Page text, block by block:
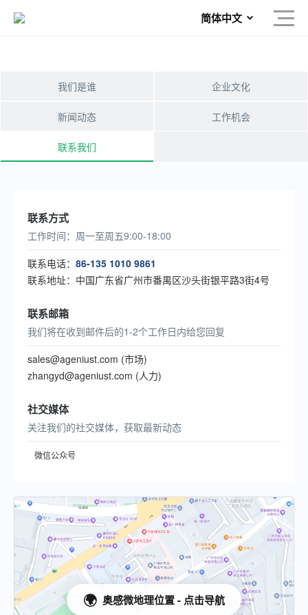
简体中文
我们是谁 企业文化
新闻动态 工作机会
联系我们
联系方式
工作时间：周一至周五9:00-18:00
联系电话： 86-135 1010 9861
联系地址：中国广东省广州市番禺区沙头街银平路3街4号
联系邮箱
我们将在收到邮件后的1-2个工作日内给您回复
sales@ageniust.com (市场)
zhangyd@ageniust.com (人力)
社交媒体
关注我们的社交媒体，获取最新动态
微信公众号
🌍 奥感微地理位置 - 点击导航